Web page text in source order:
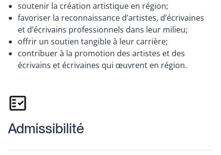
soutenir la création artistique en région;
favoriser la reconnaissance d’artistes, d’écrivaines
et d’écrivains professionnels dans leur milieu;
offrir un soutien tangible à leur carrière;
contribuer à la promotion des artistes et des
écrivains et écrivaines qui œuvrent en région.
Admissibilité